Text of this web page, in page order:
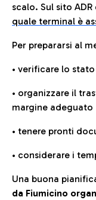
scalo. Sul sito
quale terminal è
Per prepararsi al
• verificare lo
• organizzare il
margine adeguato
• tenere pronti
• considerare i
Una buona
da Fiumicino